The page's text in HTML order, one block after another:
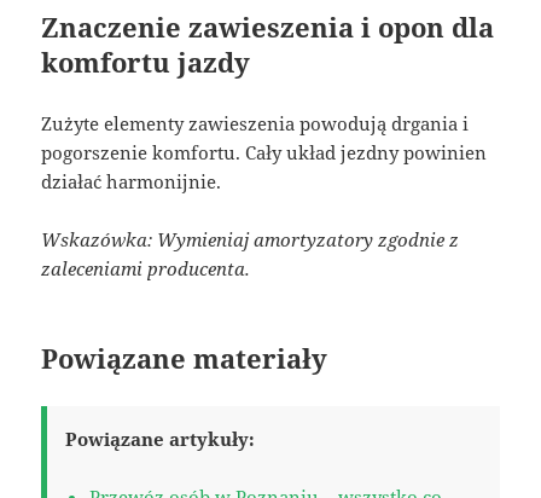
Znaczenie zawieszenia i opon dla
komfortu jazdy
Zużyte elementy zawieszenia powodują drgania i
pogorszenie komfortu. Cały układ jezdny powinien
działać harmonijnie.
Wskazówka: Wymieniaj amortyzatory zgodnie z
zaleceniami producenta.
Powiązane materiały
Powiązane artykuły: